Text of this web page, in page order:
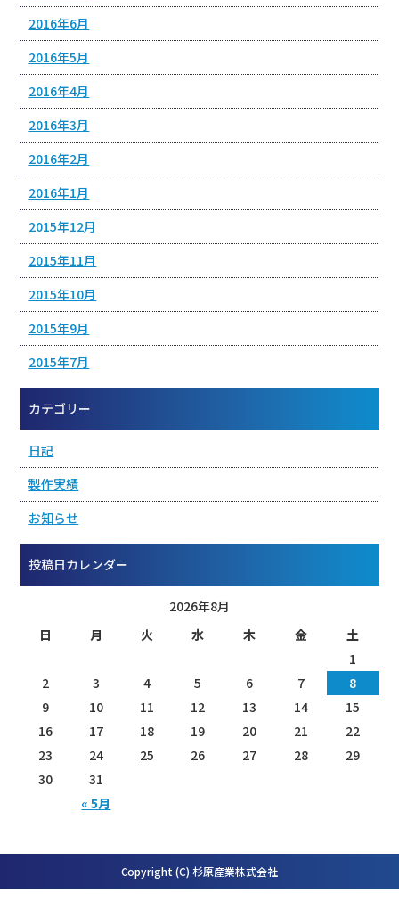
2016年6月
2016年5月
2016年4月
2016年3月
2016年2月
2016年1月
2015年12月
2015年11月
2015年10月
2015年9月
2015年7月
カテゴリー
日記
製作実績
お知らせ
投稿日カレンダー
2026年8月
日
月 火 水 木 金 土
« 5月
1
2
3 4 5 6 7
8
9
10 11 12 13 14
15
16
17 18 19 20 21
22
23
24 25 26 27 28
29
30
31
Copyright (C) 杉原産業株式会社